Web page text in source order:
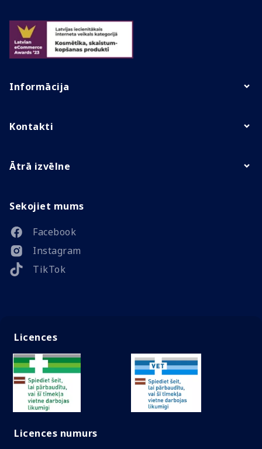
Informācija
Kontakti
Ātrā izvēlne
Sekojiet mums
Facebook
Instagram
TikTok
Licences
Licences numurs